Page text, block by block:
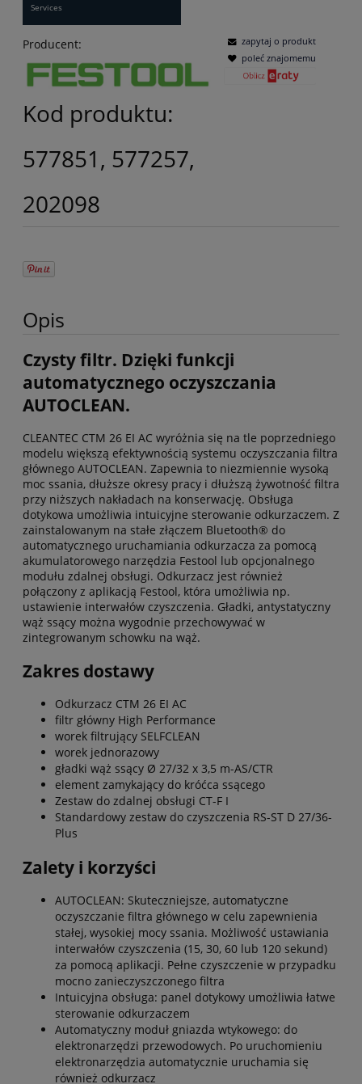
Services
Producent:
Kod produktu:
577851, 577257,
202098
zapytaj o produkt
poleć znajomemu
Opis
Czysty filtr. Dzięki funkcji
automatycznego oczyszczania
AUTOCLEAN.
CLEANTEC CTM 26 EI AC wyróżnia się na tle poprzedniego
modelu większą efektywnością systemu oczyszczania filtra
głównego AUTOCLEAN. Zapewnia to niezmiennie wysoką
moc ssania, dłuższe okresy pracy i dłuższą żywotność filtra
przy niższych nakładach na konserwację. Obsługa
dotykowa umożliwia intuicyjne sterowanie odkurzaczem. Z
zainstalowanym na stałe złączem Bluetooth® do
automatycznego uruchamiania odkurzacza za pomocą
akumulatorowego narzędzia Festool lub opcjonalnego
modułu zdalnej obsługi. Odkurzacz jest również
połączony z aplikacją Festool, która umożliwia np.
ustawienie interwałów czyszczenia. Gładki, antystatyczny
wąż ssący można wygodnie przechowywać w
zintegrowanym schowku na wąż.
Zakres dostawy
Odkurzacz CTM 26 EI AC
filtr główny High Performance
worek filtrujący SELFCLEAN
worek jednorazowy
gładki wąż ssący Ø 27/32 x 3,5 m-AS/CTR
element zamykający do króćca ssącego
Zestaw do zdalnej obsługi CT-F I
Standardowy zestaw do czyszczenia RS-ST D 27/36-
Plus
Zalety i korzyści
AUTOCLEAN: Skuteczniejsze, automatyczne
oczyszczanie filtra głównego w celu zapewnienia
stałej, wysokiej mocy ssania. Możliwość ustawiania
interwałów czyszczenia (15, 30, 60 lub 120 sekund)
za pomocą aplikacji. Pełne czyszczenie w przypadku
mocno zanieczyszczonego filtra
Intuicyjna obsługa: panel dotykowy umożliwia łatwe
sterowanie odkurzaczem
Automatyczny moduł gniazda wtykowego: do
elektronarzędzi przewodowych. Po uruchomieniu
elektronarzędzia automatycznie uruchamia się
również odkurzacz